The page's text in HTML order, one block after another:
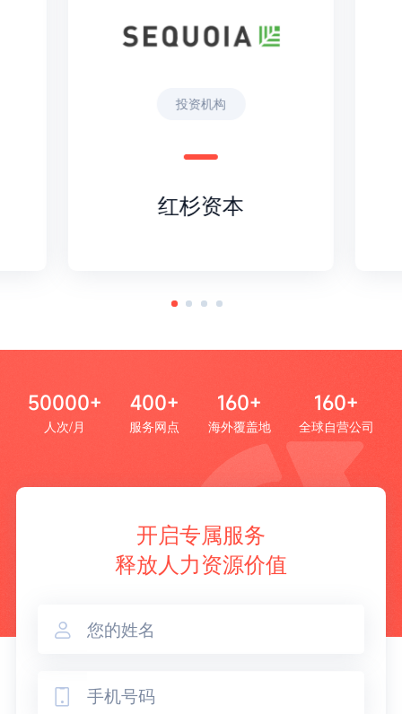
投资机构
红杉资本
50000+
人次/月
400+
服务网点
160+
海外覆盖地
160+
全球自营公司
开启专属服务
释放人力资源价值

